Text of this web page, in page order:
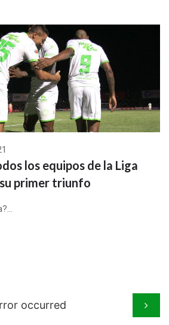
los equipos de la Liga
primer triunfo
occurred